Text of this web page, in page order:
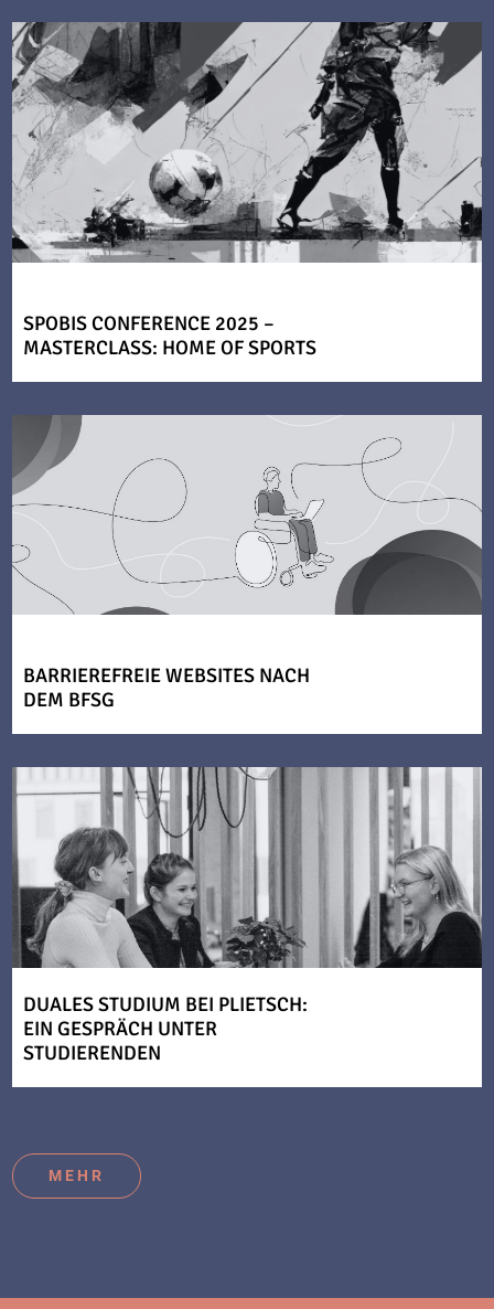
SPOBIS CONFERENCE 2025 –
MASTERCLASS: HOME OF SPORTS
BARRIEREFREIE WEBSITES NACH
DEM BFSG
DUALES STUDIUM BEI PLIETSCH:
EIN GESPRÄCH UNTER
STUDIERENDEN
MEHR